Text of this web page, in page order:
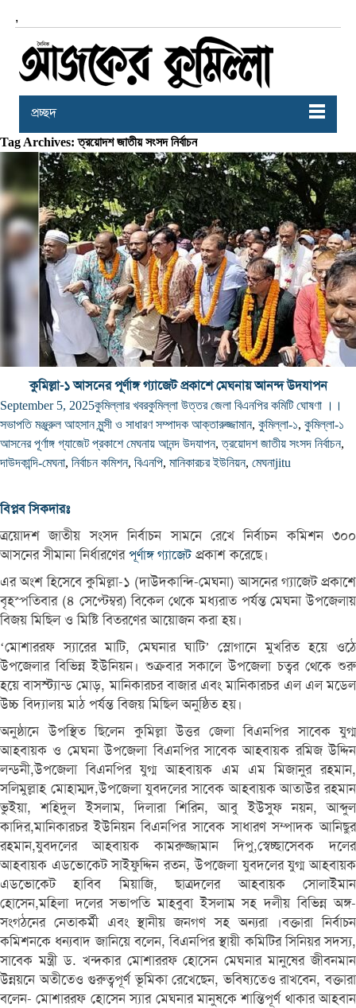
,
প্রচ্ছদ
Tag Archives: ত্রয়োদশ জাতীয় সংসদ নির্বাচন
কুমিল্লা-১ আসনের পূর্ণাঙ্গ গ্যাজেট প্রকাশে মেঘনায় আনন্দ উদযাপন
September 5, 2025কুমিল্লার খবরকুমিল্লা উত্তর জেলা বিএনপির কমিটি ঘোষণা ।।
সভাপতি মঞ্জুরুল আহসান মুন্সী ও সাধারণ সম্পাদক আক্তারুজ্জামান, কুমিল্লা-১, কুমিল্লা-১
আসনের পূর্ণাঙ্গ গ্যাজেট প্রকাশে মেঘনায় আনন্দ উদযাপন,ত্রয়োদশ জাতীয় সংসদ নির্বাচন,
দাউদকান্দি-মেঘনা, নির্বাচন কমিশন, বিএনপি, মানিকারচর ইউনিয়ন, মেঘনাjitu
বিপ্লব সিকদারঃ
ত্রয়োদশ জাতীয় সংসদ নির্বাচন সামনে রেখে নির্বাচন কমিশন ৩০০
আসনের সীমানা নির্ধারণের পূর্ণাঙ্গ গ্যাজেটপ্রকাশ করেছে।
এর অংশ হিসেবে কুমিল্লা-১ (দাউদকান্দি-মেঘনা) আসনের গ্যাজেট প্রকাশে
বৃহস্পতিবার (৪ সেপ্টেম্বর) বিকেল থেকে মধ্যরাত পর্যন্ত মেঘনা উপজেলায়
বিজয় মিছিল ও মিষ্টি বিতরণের আয়োজন করা হয়।
‘মোশাররফ স্যারের মাটি, মেঘনার ঘাটি’ স্লোগানে মুখরিত হয়ে ওঠে
উপজেলার বিভিন্ন ইউনিয়ন। শুক্রবার সকালে উপজেলা চত্বর থেকে শুরু
হয়ে বাসস্ট্যান্ড মোড়, মানিকারচর বাজার এবং মানিকারচর এল এল মডেল
উচ্চ বিদ্যালয় মাঠ পর্যন্ত বিজয় মিছিল অনুষ্ঠিত হয়।
অনুষ্ঠানে উপস্থিত ছিলেন কুমিল্লা উত্তর জেলা বিএনপির সাবেক যুগ্ম
আহবায়ক ও মেঘনা উপজেলা বিএনপির সাবেক আহবায়ক রমিজ উদ্দিন
লন্ডনী,উপজেলা বিএনপির যুগ্ম আহবায়ক এম এম মিজানুর রহমান,
সলিমুল্লাহ মোহাম্মদ,উপজেলা যুবদলের সাবেক আহবায়ক আতাউর রহমান
ভুইয়া, শহিদুল ইসলাম, দিলারা শিরিন, আবু ইউসুফ নয়ন, আব্দুল
কাদির,মানিকারচর ইউনিয়ন বিএনপির সাবেক সাধারণ সম্পাদক আনিছুর
রহমান,যুবদলের আহবায়ক কামরুজ্জামান দিপু,স্বেচ্ছাসেবক দলের
আহবায়ক এডভোকেট সাইফুদ্দিন রতন, উপজেলা যুবদলের যুগ্ম আহবায়ক
এডভোকেট হাবিব মিয়াজি, ছাত্রদলের আহবায়ক সোলাইমান
হোসেন,মহিলা দলের সভাপতি মাহবুবা ইসলাম সহ দলীয় বিভিন্ন অঙ্গ-
সংগঠনের নেতাকর্মী এবং স্থানীয় জনগণ সহ অন্যরা ।বক্তারা নির্বাচন
কমিশনকে ধন্যবাদ জানিয়ে বলেন, বিএনপির স্থায়ী কমিটির সিনিয়র সদস্য,
সাবেক মন্ত্রী ড. খন্দকার মোশাররফ হোসেন মেঘনার মানুষের জীবনমান
উন্নয়নে অতীতেও গুরুত্বপূর্ণ ভূমিকা রেখেছেন, ভবিষ্যতেও রাখবেন, বক্তারা
বলেন- মোশাররফ হোসেন স্যার মেঘনার মানুষকে শান্তিপূর্ণ থাকার আহবান